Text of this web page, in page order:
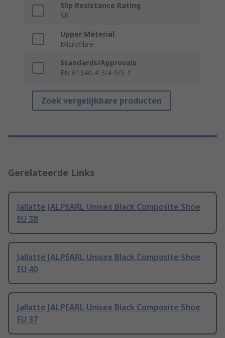
Slip Resistance Rating
SR
Upper Material
Microfibre
Standards/Approvals
EN 61340-4-3/4-5/5-1
Zoek vergelijkbare producten
Gerelateerde Links
Jallatte JALPEARL Unisex Black Composite Shoe
EU 38
Jallatte JALPEARL Unisex Black Composite Shoe
EU 40
Jallatte JALPEARL Unisex Black Composite Shoe
EU 37